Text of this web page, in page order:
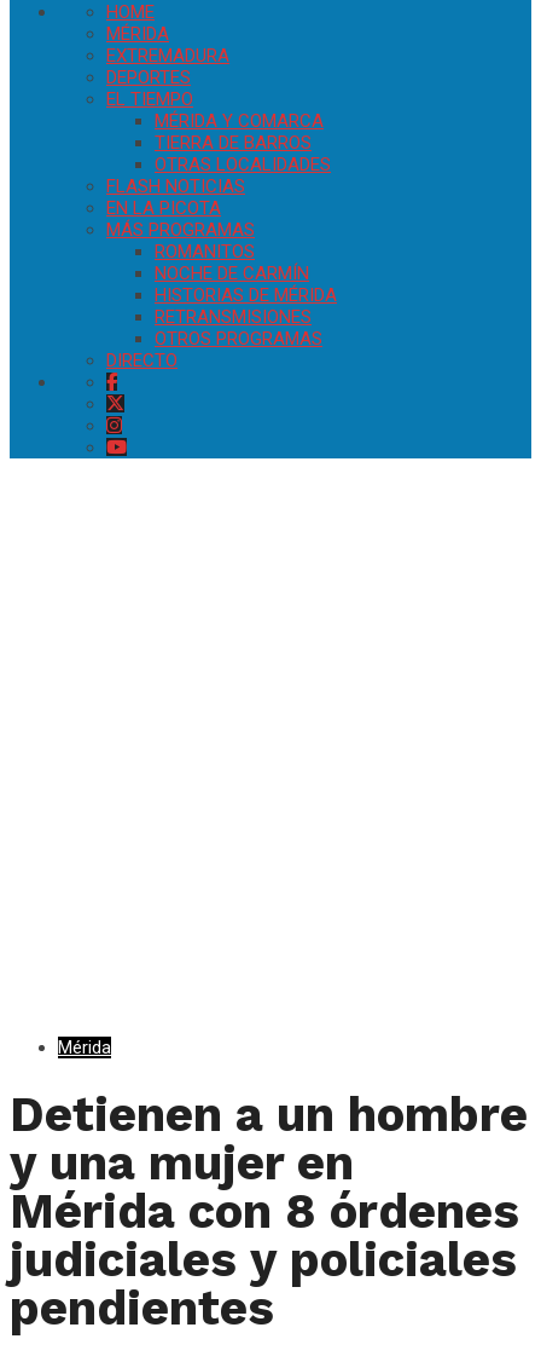
HOME
MÉRIDA
EXTREMADURA
DEPORTES
EL TIEMPO
MÉRIDA Y COMARCA
TIERRA DE BARROS
OTRAS LOCALIDADES
FLASH NOTICIAS
EN LA PICOTA
MÁS PROGRAMAS
ROMANITOS
NOCHE DE CARMÍN
HISTORIAS DE MÉRIDA
RETRANSMISIONES
OTROS PROGRAMAS
DIRECTO
Mérida
Detienen a un hombre
y una mujer en
Mérida con 8 órdenes
judiciales y policiales
pendientes